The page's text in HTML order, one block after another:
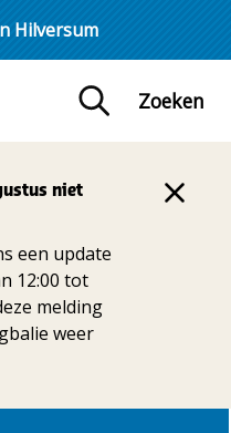
Hilversum
Zoeken
niet
een update
12:00 tot
melding
weer